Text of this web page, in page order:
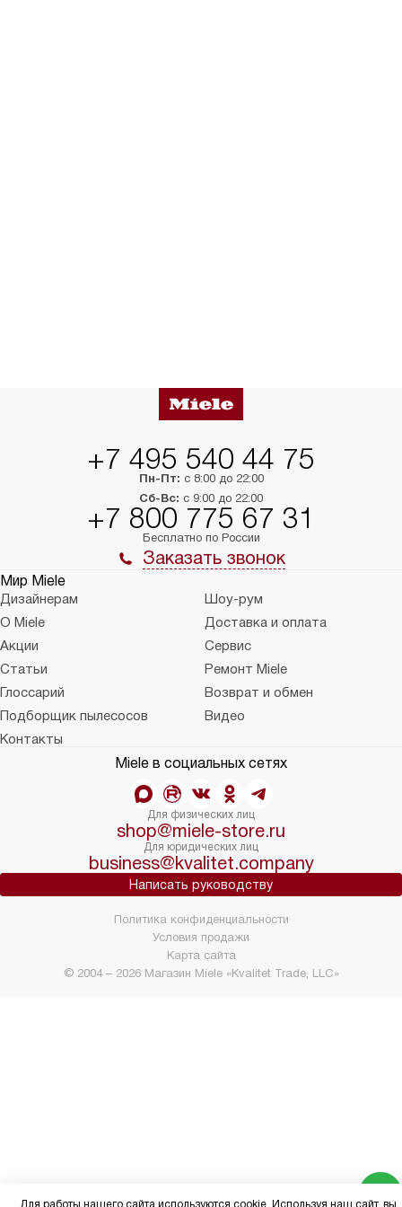
+7 495 540 44 75
Пн-Пт: с 8:00 до 22:00
Сб-Вс: с 9:00 до 22:00
+7 800 775 67 31
Бесплатно по России
Заказать звонок
Мир Miele
Дизайнерам
Шоу-рум
О Miele
Доставка и оплата
Акции
Сервис
Статьи
Ремонт Miele
Глоссарий
Возврат и обмен
Подборщик пылесосов
Видео
Контакты
Miele в социальных сетях
Для физических лиц
shop@miele-store.ru
Для юридических лиц
business@kvalitet.company
Написать руководству
© 2004 – 2026 Магазин Miele «Kvalitet Trade, LLC»
Политика конфиденциальности
Условия продажи
Карта сайта
Для работы нашего сайта используются cookie. Используя наш сайт, вы